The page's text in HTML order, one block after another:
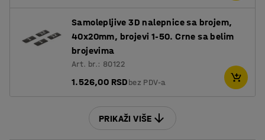
Samolepljive 3D nalepnice sa brojem,
40x20mm, brojevi 1-50. Crne sa belim
brojevima
Art. br.: 80122
1.526,00 RSDbez PDV-a
PRIKAŽI VIŠE